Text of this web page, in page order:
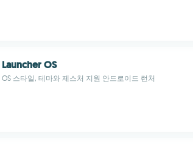
Launcher OS
OS 스타일, 테마와 제스처 지원 안드로이드 런처